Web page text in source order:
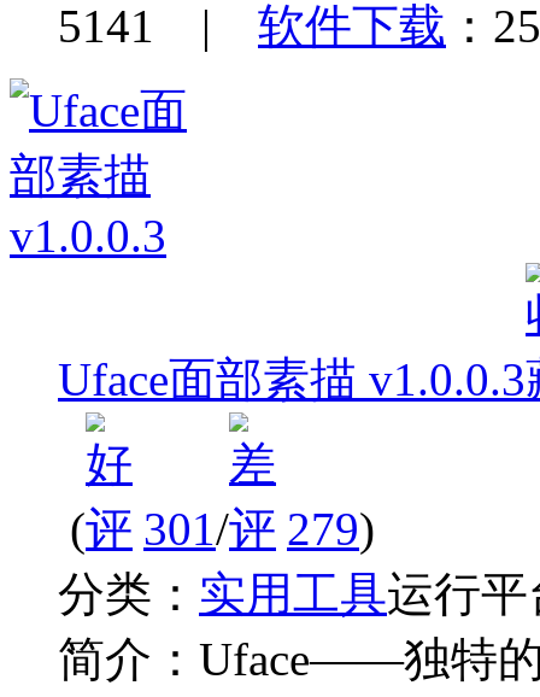
5141 | 软件下载 ：
Uface面部素描 v1.0.0.3
( 301/ 279)
分类： 实用工具运行平
简介： Uface——独特